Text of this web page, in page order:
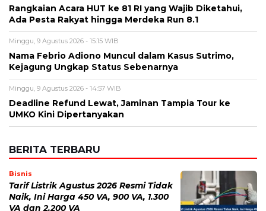
Deadline Refund Lewat, Jaminan Tampia Tour ke
UMKO Kini Dipertanyakan
BERITA TERBARU
Bisnis
Tarif Listrik Agustus 2026 Resmi Tidak
Naik, Ini Harga 450 VA, 900 VA, 1.300
VA dan 2.200 VA
Senin, 10 Agu 2026 - 16:02 WIB
Sejarah
Sejarah Bendera Merah Putih, Fakta
Menarik di Balik Simbol Kebanggaan
Indonesia
Senin, 10 Agu 2026 - 15:20 WIB